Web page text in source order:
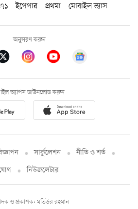
ইপেপার প্রথমা মোবাইল ভ্যাস
অনুসরণ করুন
অ্যাপস ডাউনলোড করুন
সার্কুলেশন
নীতি ও শর্ত
নিউজলেটার
ও প্রকাশক: মতিউর রহমান